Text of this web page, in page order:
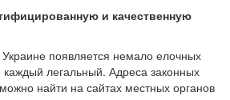
и качественную
появляется немало елочных
легальный. Адреса законных
найти на сайтах местных органов